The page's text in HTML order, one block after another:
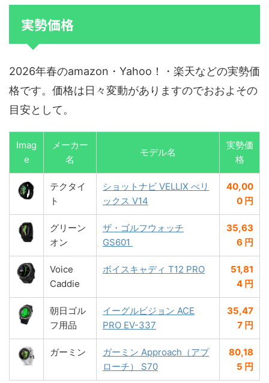
実勢価格
2026年春のamazon・Yahoo！・楽天などの実勢価
格です。価格は日々変動がありますのでおおよその
目安として。
Imag
e
メーカー
名
モデル名
実勢価
格
テクタイ
ト
ショットナビ VELLIX べリ
ックス V14
40,00
0 円
グリーン
オン
ザ・ゴルフウォッチ
GS601
35,63
6 円
Voice
Caddie
ボイスキャディ T12 PRO
51,81
4 円
朝日ゴル
フ用品
イーグルビジョン ACE
PRO EV-337
35,47
7 円
ガーミン
ガーミン Approach（アプ
ローチ） S70
80,18
5 円